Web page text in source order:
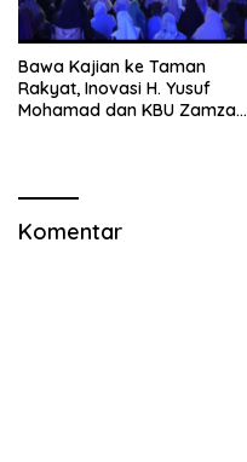
Bawa Kajian ke Taman
Rakyat, Inovasi H. Yusuf
Mohamad dan KBU Zamzam
Komentar